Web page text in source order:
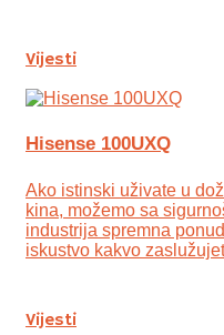
Vijesti
Hisense 100UXQ
Ako istinski uživate u
kina, možemo sa
industrija spremna
iskustvo kakvo
Vijesti